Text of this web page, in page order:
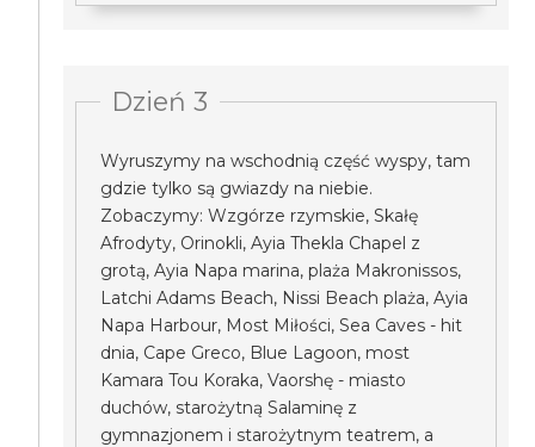
Dzień 3
Wyruszymy na wschodnią część wyspy, tam
gdzie tylko są gwiazdy na niebie.
Zobaczymy: Wzgórze rzymskie, Skałę
Afrodyty, Orinokli, Ayia Thekla Chapel z
grotą, Ayia Napa marina, plaża Makronissos,
Latchi Adams Beach, Nissi Beach plaża, Ayia
Napa Harbour, Most Miłości, Sea Caves - hit
dnia, Cape Greco, Blue Lagoon, most
Kamara Tou Koraka, Vaorshę - miasto
duchów, starożytną Salaminę z
gymnazjonem i starożytnym teatrem, a